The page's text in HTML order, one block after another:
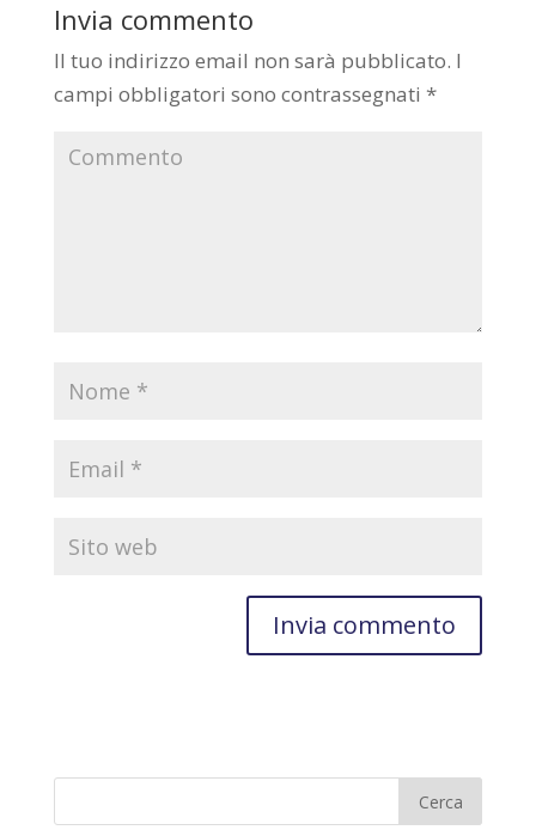
Invia commento
Il tuo indirizzo email non sarà pubblicato. I
campi obbligatori sono contrassegnati *